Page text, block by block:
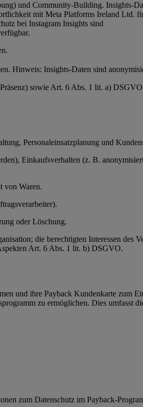
und Community-Building. Insights-
mit Meta Platforms Ireland Ltd.
bei Instagram Insights sind
Hinweis: Insights-Daten sind
sowie Art. 6 Abs. 1 lit. a)
Personaleinsatzplanung und
Einkaufsverhalten (z. B.
von Waren.
oder Löschung.
die berechtigten Interessen des
Art. 6 Abs. 1 lit. b) DSGVO.
und ihre Payback Kundenkarte zum
zu ermöglichen. Dies umfasst
zum Datenschutz im Payback-